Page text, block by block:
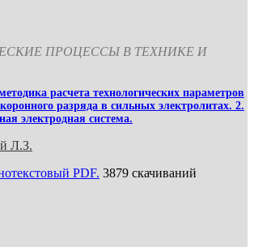
ПРОЦЕССЫ В ТЕХНИКЕ И
расчета технологических параметров
разряда в сильных электролитах. 2.
электродная система.
Л.З.
PDF. 3879 скачиваний